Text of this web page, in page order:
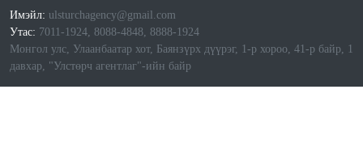
Имэйл: ulsturchagency@gmail.com
Утас: 7011-1924, 8088-4848, 8888-1924
Монгол улс, Улаанбаатар хот, Баянзүрх дүүрэг, 1-р хороо, 41-р байр, 1
давхар, "Улстөрч агентлаг"-ийн байр